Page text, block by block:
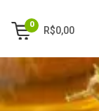
0
R$0,00